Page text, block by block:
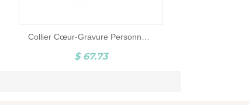
Collier Cœur-Gravure Personnalisable et Pierre de Naissance-Argent
$ 67.73